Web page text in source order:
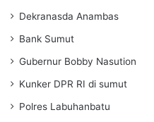
Dekranasda Anambas
Bank Sumut
Gubernur Bobby Nasution
Kunker DPR RI di sumut
Polres Labuhanbatu